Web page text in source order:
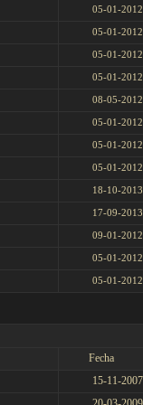
05-01-2012
05-01-2012
05-01-2012
05-01-2012
08-05-2012
05-01-2012
05-01-2012
05-01-2012
18-10-2013
17-09-2013
09-01-2012
05-01-2012
05-01-2012
Fecha
15-11-2007